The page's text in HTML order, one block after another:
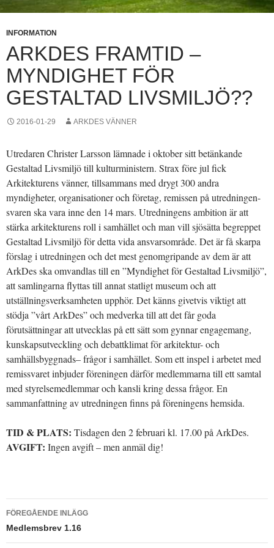
INFORMATION
ARKDES FRAMTID –
MYNDIGHET FÖR
GESTALTAD LIVSMILJÖ??
2016-01-29 ARKDES VÄNNER
Utredaren Christer Larsson lämnade i oktober sitt betänkande
Gestaltad Livsmiljö till kulturministern. Strax före jul fick
Arkitekturens vänner, tillsammans med drygt 300 andra
myndigheter, organisationer och företag, remissen på utredningen-
svaren ska vara inne den 14 mars. Utredningens ambition är att
stärka arkitekturens roll i samhället och man vill sjösätta begreppet
Gestaltad Livsmiljö för detta vida ansvarsområde. Det är få skarpa
förslag i utredningen och det mest genomgripande av dem är att
ArkDes ska omvandlas till en ”Myndighet för Gestaltad Livsmiljö”,
att samlingarna flyttas till annat statligt museum och att
utställningsverksamheten upphör. Det känns givetvis viktigt att
stödja ”vårt ArkDes” och medverka till att det får goda
förutsättningar att utvecklas på ett sätt som gynnar engagemang,
kunskapsutveckling och debattklimat för arkitektur- och
samhällsbyggnads– frågor i samhället. Som ett inspel i arbetet med
remissvaret inbjuder föreningen därför medlemmarna till ett samtal
med styrelsemedlemmar och kansli kring dessa frågor. En
sammanfattning av utredningen finns på föreningens hemsida.
TID & PLATS: Tisdagen den 2 februari kl. 17.00 på ArkDes.
AVGIFT: Ingen avgift – men anmäl dig!
Inläggsnavigering
FÖREGÅENDE INLÄGG
Medlemsbrev 1.16